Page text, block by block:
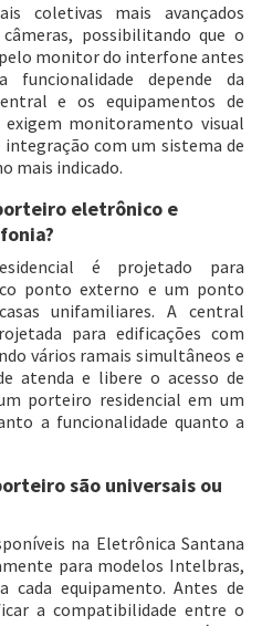
coletivas mais avançados
possibilitando que o
monitor do interfone antes
depende da
e os equipamentos de
monitoramento visual
com um sistema de
mais indicado.
eletrônico e
é projetado para
ponto externo e um ponto
unifamiliares. A central
para edificações com
vários ramais simultâneos e
atenda e libere o acesso de
porteiro residencial em um
a funcionalidade quanto a
são universais ou
na Eletrônica Santana
para modelos Intelbras,
cada equipamento. Antes de
a compatibilidade entre o